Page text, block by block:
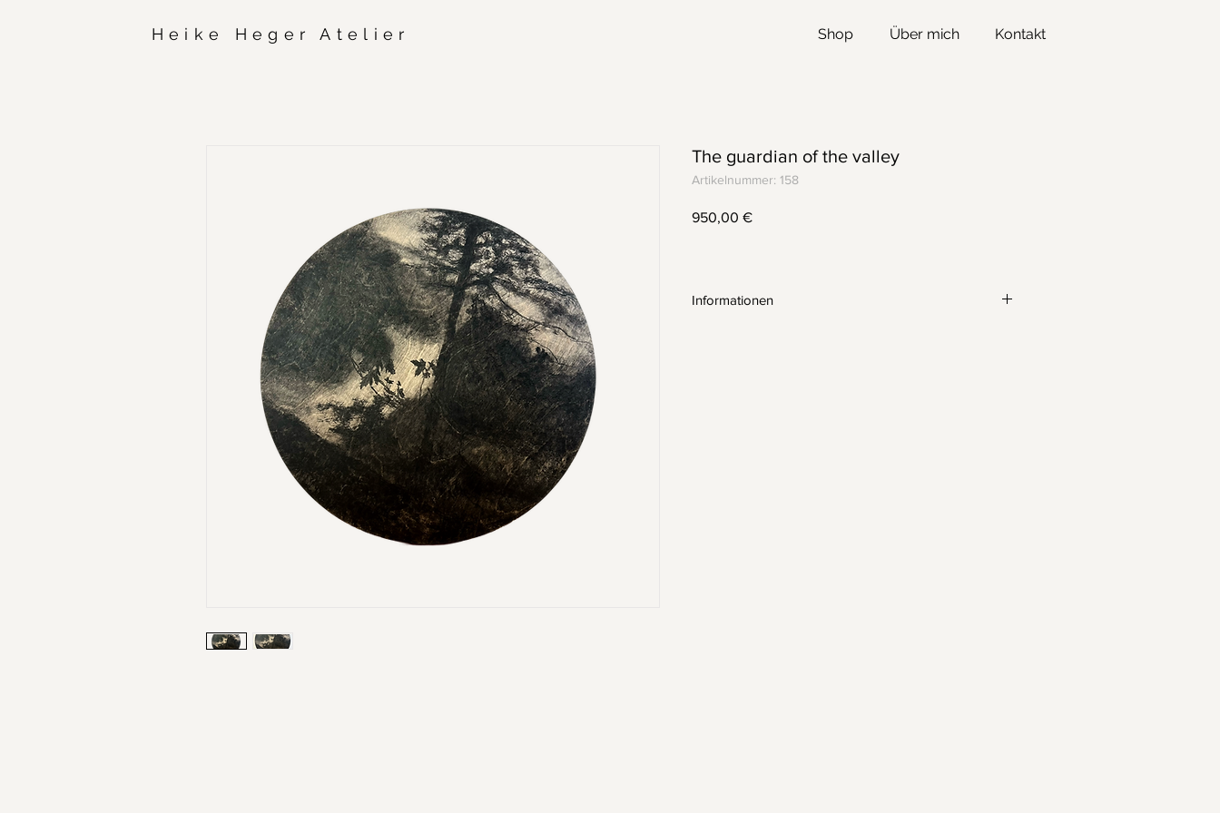
Heike Heger Atelier Shop Über mich Kontakt
The guardian of the valley
Artikelnummer: 158
950,00 €Preis
Informationen